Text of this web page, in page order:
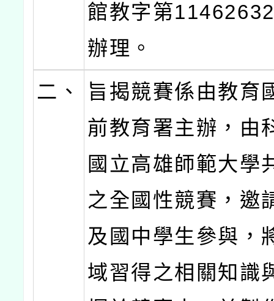
館教字第
辦理。
二、
旨揭競賽係由教育
前教育署主辦，由
國立高雄師範大學
之全國性競賽，邀
及國中學生參與，
域習得之相關知識